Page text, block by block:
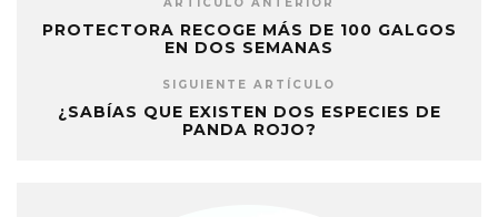
ARTÍCULO ANTERIOR
PROTECTORA RECOGE MÁS DE 100 GALGOS
EN DOS SEMANAS
SIGUIENTE ARTÍCULO
¿SABÍAS QUE EXISTEN DOS ESPECIES DE
PANDA ROJO?